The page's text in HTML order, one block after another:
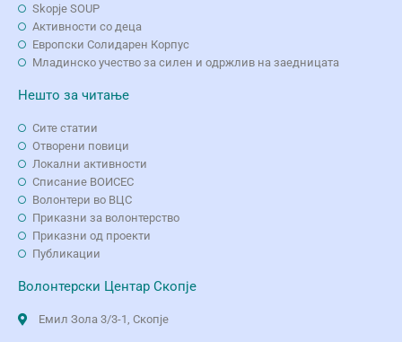
Skopje SOUP
Активности со деца
Европски Солидарен Корпус
Младинско учество за силен и одржлив на заедницата
Нешто за читање
Сите статии
Отворени повици
Локални активности
Списание ВОИСЕС
Волонтери во ВЦС
Приказни за волонтерство
Приказни од проекти
Публикации
Волонтерски Центар Скопје
Емил Зола 3/3-1, Скопје